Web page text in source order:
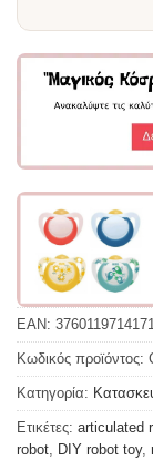
EAN:
Κωδικός προϊόντος:
Κατηγορία:
Ετικέτες: articulated
robot, DIY robot toy,